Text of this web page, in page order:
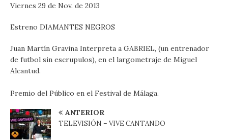
Viernes 29 de Nov. de 2013
Estreno DIAMANTES NEGROS
Juan Martín Gravina Interpreta a GABRIEL, (un entrenador
de futbol sin escrupulos), en el largometraje de Miguel
Alcantud.
Premio del Público en el Festival de Málaga.
ANTERIOR
TELEVISIÓN – VIVE CANTANDO